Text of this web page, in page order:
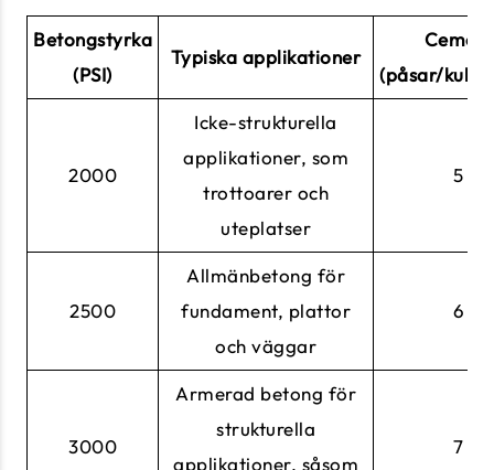
Betongstyrka
(PSI)
Typiska applikationer
Cement
(påsar/
2000
Icke-strukturella
applikationer, som
trottoarer och
uteplatser
5
2500
Allmänbetong för
fundament, plattor
och väggar
6
3000
Armerad betong för
strukturella
applikationer, såsom
7